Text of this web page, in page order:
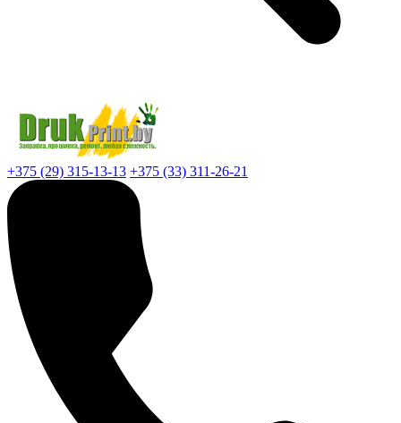
+375 (29) 315-13-13 +375 (33) 311-26-21